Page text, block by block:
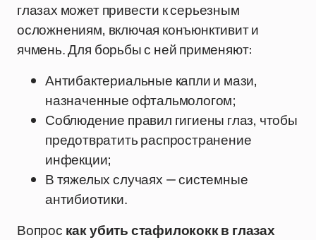
глазах может привести к серьезным
осложнениям, включая конъюнктивит и
ячмень. Для борьбы с ней применяют:
Антибактериальные капли и мази,
назначенные офтальмологом;
Соблюдение правил гигиены глаз, чтобы
предотвратить распространение
инфекции;
В тяжелых случаях — системные
антибиотики.
Вопрос как убить стафилококк в глазах